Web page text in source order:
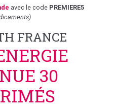
avec le code PREMIERE5
FRANCE
30